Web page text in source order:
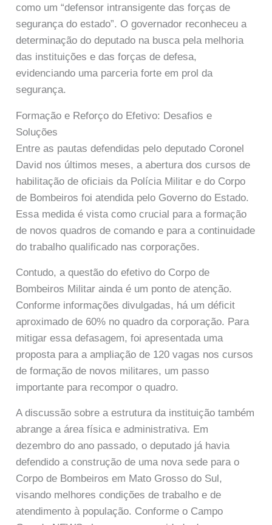
como um “defensor intransigente das forças de
segurança do estado”. O governador reconheceu a
determinação do deputado na busca pela melhoria
das instituições e das forças de defesa,
evidenciando uma parceria forte em prol da
segurança.
Formação e Reforço do Efetivo: Desafios e
Soluções
Entre as pautas defendidas pelo deputado Coronel
David nos últimos meses, a abertura dos cursos de
habilitação de oficiais da Polícia Militar e do Corpo
de Bombeiros foi atendida pelo Governo do Estado.
Essa medida é vista como crucial para a formação
de novos quadros de comando e para a continuidade
do trabalho qualificado nas corporações.
Contudo, a questão do efetivo do Corpo de
Bombeiros Militar ainda é um ponto de atenção.
Conforme informações divulgadas, há um déficit
aproximado de 60% no quadro da corporação. Para
mitigar essa defasagem, foi apresentada uma
proposta para a ampliação de 120 vagas nos cursos
de formação de novos militares, um passo
importante para recompor o quadro.
A discussão sobre a estrutura da instituição também
abrange a área física e administrativa. Em
dezembro do ano passado, o deputado já havia
defendido a construção de uma nova sede para o
Corpo de Bombeiros em Mato Grosso do Sul,
visando melhores condições de trabalho e de
atendimento à população. Conforme o Campo